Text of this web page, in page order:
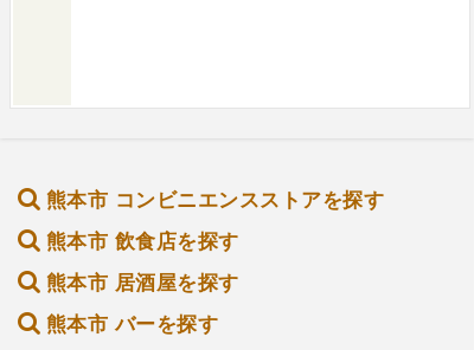
熊本市 コンビニエンスストアを探す
熊本市 飲食店を探す
熊本市 居酒屋を探す
熊本市 バーを探す